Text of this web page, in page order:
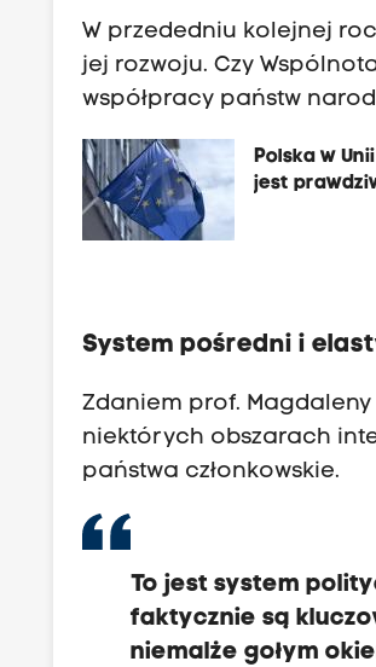
W przededniu kolejnej
jej rozwoju. Czy
współpracy państw
Polska w
jest
System pośredni i
Zdaniem prof.
niektórych obszarach
państwa członkowskie.
To jest system
faktycznie są
niemalże gołym